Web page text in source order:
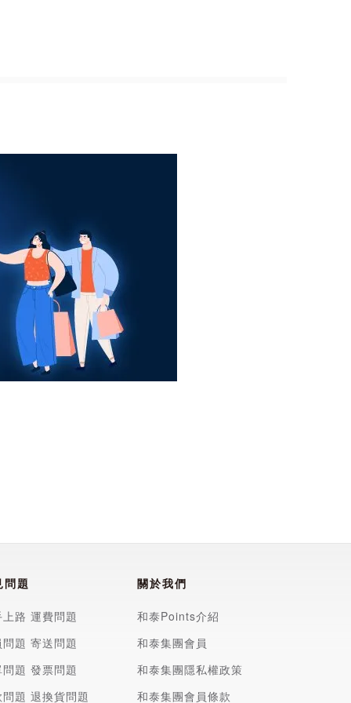
和，可放心使
。
問題
路
題
題
問題
運費問題
寄送問題
發票問題
退換貨問題
關於我們
和泰Points介紹
和泰集團會員
和泰集團隱私權政策
和泰集團會員條款